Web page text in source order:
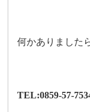
何かありました
TEL:0859-57-